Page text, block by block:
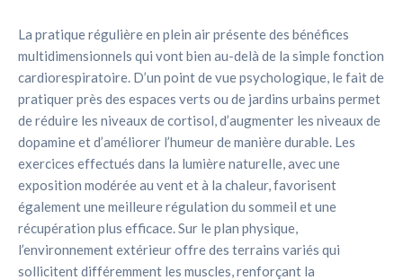
La pratique régulière en plein air présente des bénéfices
multidimensionnels qui vont bien au-delà de la simple fonction
cardiorespiratoire. D’un point de vue psychologique, le fait de
pratiquer près des espaces verts ou de jardins urbains permet
de réduire les niveaux de cortisol, d’augmenter les niveaux de
dopamine et d’améliorer l’humeur de manière durable. Les
exercices effectués dans la lumière naturelle, avec une
exposition modérée au vent et à la chaleur, favorisent
également une meilleure régulation du sommeil et une
récupération plus efficace. Sur le plan physique,
l’environnement extérieur offre des terrains variés qui
sollicitent différemment les muscles, renforçant la